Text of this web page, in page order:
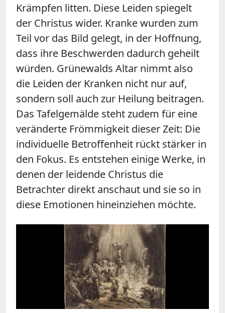
Krämpfen litten. Diese Leiden spiegelt
der Christus wider. Kranke wurden zum
Teil vor das Bild gelegt, in der Hoffnung,
dass ihre Beschwerden dadurch geheilt
würden. Grünewalds Altar nimmt also
die Leiden der Kranken nicht nur auf,
sondern soll auch zur Heilung beitragen.
Das Tafelgemälde steht zudem für eine
veränderte Frömmigkeit dieser Zeit: Die
individuelle Betroffenheit rückt stärker in
den Fokus. Es entstehen einige Werke, in
denen der leidende Christus die
Betrachter direkt anschaut und sie so in
diese Emotionen hineinziehen möchte.